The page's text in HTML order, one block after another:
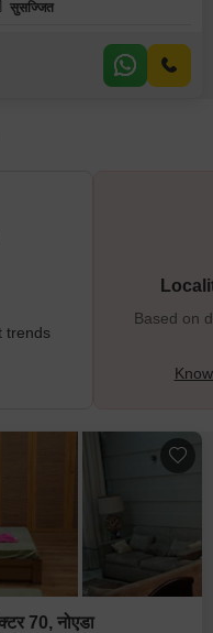
सुसज्जित
trends
Based on
70, नोएडा